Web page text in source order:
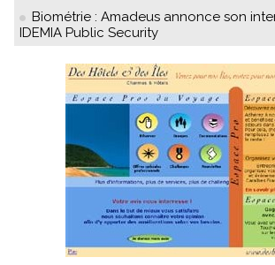
Biométrie : Amadeus annonce son
IDEMIA Public Security